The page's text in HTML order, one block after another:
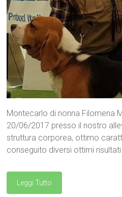
Montecarlo di nonna Filomena
20/06/2017 presso il nostro
struttura corporea, ottimo
conseguito diversi ottimi
Leggi Tutto